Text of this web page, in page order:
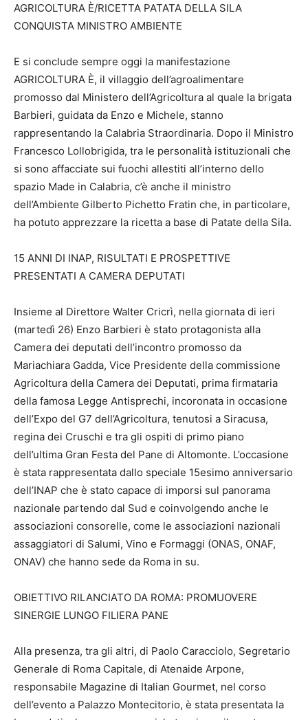
AGRICOLTURA È/RICETTA PATATA DELLA SILA
CONQUISTA MINISTRO AMBIENTE
E si conclude sempre oggi la manifestazione
AGRICOLTURA È, il villaggio dell’agroalimentare
promosso dal Ministero dell’Agricoltura al quale la brigata
Barbieri, guidata da Enzo e Michele, stanno
rappresentando la Calabria Straordinaria. Dopo il Ministro
Francesco Lollobrigida, tra le personalità istituzionali che
si sono affacciate sui fuochi allestiti all’interno dello
spazio Made in Calabria, c’è anche il ministro
dell’Ambiente Gilberto Pichetto Fratin che, in particolare,
ha potuto apprezzare la ricetta a base di Patate della Sila.
15 ANNI DI INAP, RISULTATI E PROSPETTIVE
PRESENTATI A CAMERA DEPUTATI
Insieme al Direttore Walter Cricrì, nella giornata di ieri
(martedì 26) Enzo Barbieri è stato protagonista alla
Camera dei deputati dell’incontro promosso da
Mariachiara Gadda, Vice Presidente della commissione
Agricoltura della Camera dei Deputati, prima firmataria
della famosa Legge Antisprechi, incoronata in occasione
dell’Expo del G7 dell’Agricoltura, tenutosi a Siracusa,
regina dei Cruschi e tra gli ospiti di primo piano
dell’ultima Gran Festa del Pane di Altomonte. L’occasione
è stata rappresentata dallo speciale 15esimo anniversario
dell’INAP che è stato capace di imporsi sul panorama
nazionale partendo dal Sud e coinvolgendo anche le
associazioni consorelle, come le associazioni nazionali
assaggiatori di Salumi, Vino e Formaggi (ONAS, ONAF,
ONAV) che hanno sede da Roma in su.
OBIETTIVO RILANCIATO DA ROMA: PROMUOVERE
SINERGIE LUNGO FILIERA PANE
Alla presenza, tra gli altri, di Paolo Caracciolo, Segretario
Generale di Roma Capitale, di Atenaide Arpone,
responsabile Magazine di Italian Gourmet, nel corso
dell’evento a Palazzo Montecitorio, è stata presentata la